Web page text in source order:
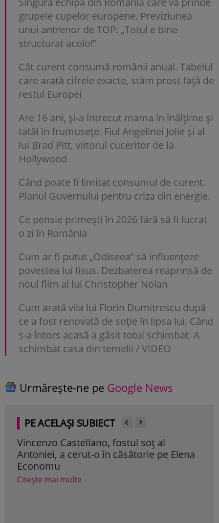
grupele cupelor europene. Previziunea
unui antrenor de TOP: „Totul e bine
structurat acolo!”
Cât curent consumă românii anual. Tabelul
care arată cifrele exacte, stăm prost faţă de
restul Europei
Are 16 ani, și-a întrecut mama în înălțime și
tatăl în frumusețe. Fiul Angelinei Jolie și al
lui Brad Pitt, viitorul cuceritor de la
Hollywood
Când poate fi limitat consumul de curent.
Planul Guvernului pentru criza din energie.
Ce pensie primești în 2026 fără să fi lucrat
o zi în România
Cum ar fi putut „Odiseea” să influențeze
povestea lui Iisus. Dezbaterea reaprinsă de
noul film al lui Christopher Nolan
Cum arată vila lui Florin Dumitrescu după
ce a fost renovată de soție în lipsa lui. Când
s-a întors acasă a găsit totul schimbat. A
schimbat casa din temelii / VIDEO
Urmărește-ne pe Google News
PE ACELAȘI SUBIECT
Vincenzo Castellano, fostul soț al
Antoniei, a cerut-o în căsătorie pe Elena
Economu
Citește mai multe